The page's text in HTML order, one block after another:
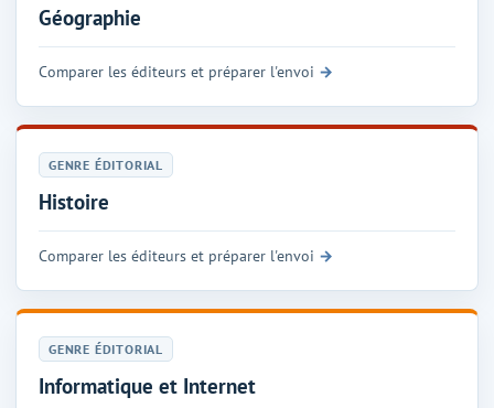
Géographie
Comparer les éditeurs et préparer l'envoi
GENRE ÉDITORIAL
Histoire
Comparer les éditeurs et préparer l'envoi
GENRE ÉDITORIAL
Informatique et Internet